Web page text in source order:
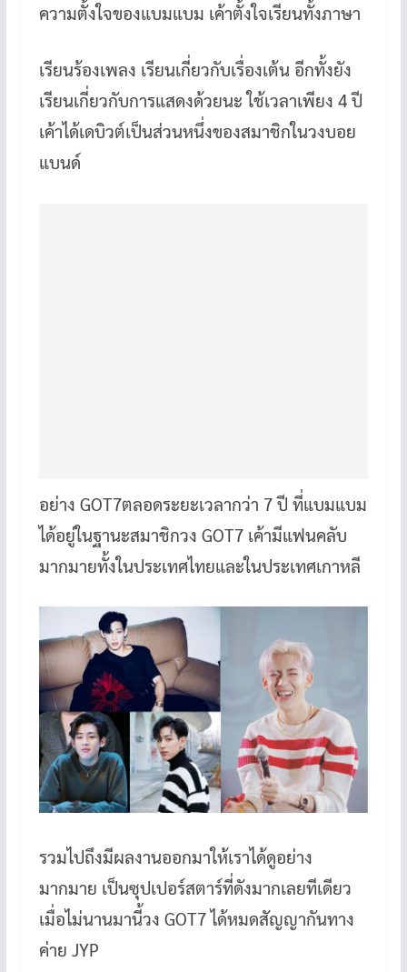
ความตั้งใจของแบมแบม เค้าตั้งใจเรียนทั้งภาษา
เรียนร้องเพลง เรียนเกี่ยวกับเรื่องเต้น อีกทั้งยัง
เรียนเกี่ยวกับการแสดงด้วยนะ ใช้เวลาเพียง 4 ปี
เค้าได้เดบิวต์เป็นส่วนหนึ่งของสมาชิกในวงบอย
แบนด์
อย่าง GOT7ตลอดระยะเวลากว่า 7 ปี ที่แบมแบม
ได้อยู่ในฐานะสมาชิกวง GOT7 เค้ามีแฟนคลับ
มากมายทั้งในประเทศไทยและในประเทศเกาหลี
รวมไปถึงมีผลงานออกมาให้เราได้ดูอย่าง
มากมาย เป็นซุปเปอร์สตาร์ที่ดังมากเลยทีเดียว
เมื่อไม่นานมานี้วง GOT7 ได้หมดสัญญากันทาง
ค่าย JYP